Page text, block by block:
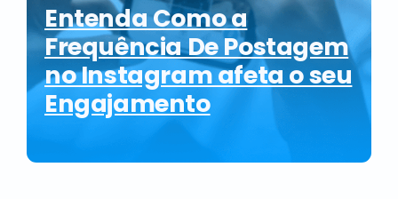
Entenda Como a
Frequência De Postagem
no Instagram afeta o seu
Engajamento